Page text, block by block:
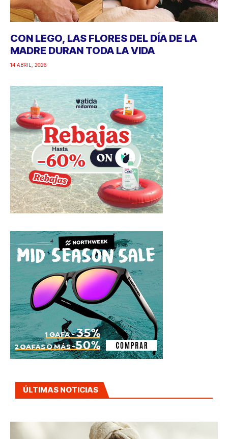
CON LEGO, LAS FLORES DEL DÍA DE LA
MADRE DURAN TODA LA VIDA
14 ABRIL, 2026
ÚLTIMAS NOTICIAS